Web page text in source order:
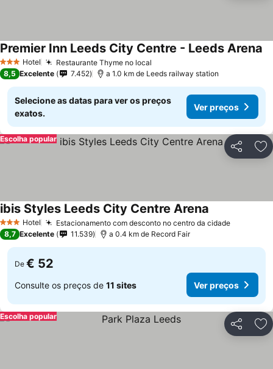
3 EstrelasHotel Restaurante Thyme no local
Premier Inn Leeds City Centre - Leeds Arena
8,5 Excelente 7.452 a 1.0 km de Leeds railway station
Selecione as datas para ver os preços
exatos.
Ver preços
Partilhar
Escolha popular
3 EstrelasHotel Estacionamento com desconto no centro da cidade
ibis Styles Leeds City Centre Arena
8,7 Excelente 11.539 a 0.4 km de Record Fair
De € 52
Consulte os preços de 11 sites Ver preços
Partilhar
Escolha popular